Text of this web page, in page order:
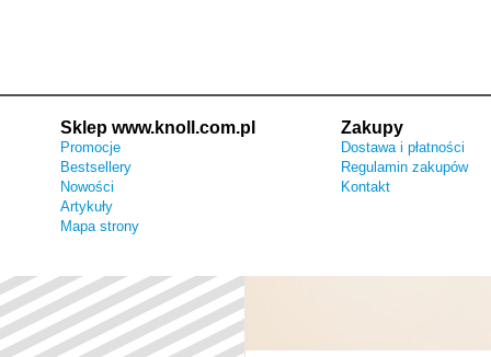
Sklep www.knoll.com.pl
Promocje
Bestsellery
Nowości
Artykuły
Mapa strony
Zakupy
Dostawa i płatności
Regulamin zakupów
Kontakt